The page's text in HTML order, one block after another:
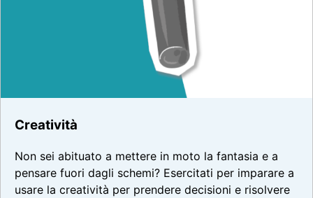
Creatività
Non sei abituato a mettere in moto la fantasia e a
pensare fuori dagli schemi? Esercitati per imparare a
usare la creatività per prendere decisioni e risolvere